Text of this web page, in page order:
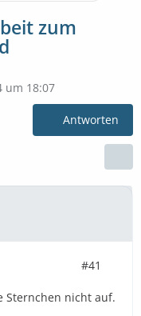
zum
um 18:07
Antworten
#41
Sternchen nicht auf.